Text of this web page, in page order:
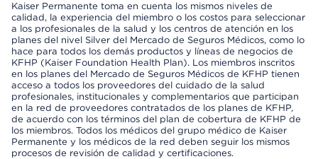
Kaiser Permanente toma en cuenta los mismos niveles de
calidad, la experiencia del miembro o los costos para seleccionar
a los profesionales de la salud y los centros de atención en los
planes del nivel Silver del Mercado de Seguros Médicos, como lo
hace para todos los demás productos y líneas de negocios de
KFHP (Kaiser Foundation Health Plan). Los miembros inscritos
en los planes del Mercado de Seguros Médicos de KFHP tienen
acceso a todos los proveedores del cuidado de la salud
profesionales, institucionales y complementarios que participan
en la red de proveedores contratados de los planes de KFHP,
de acuerdo con los términos del plan de cobertura de KFHP de
los miembros. Todos los médicos del grupo médico de Kaiser
Permanente y los médicos de la red deben seguir los mismos
procesos de revisión de calidad y certificaciones.